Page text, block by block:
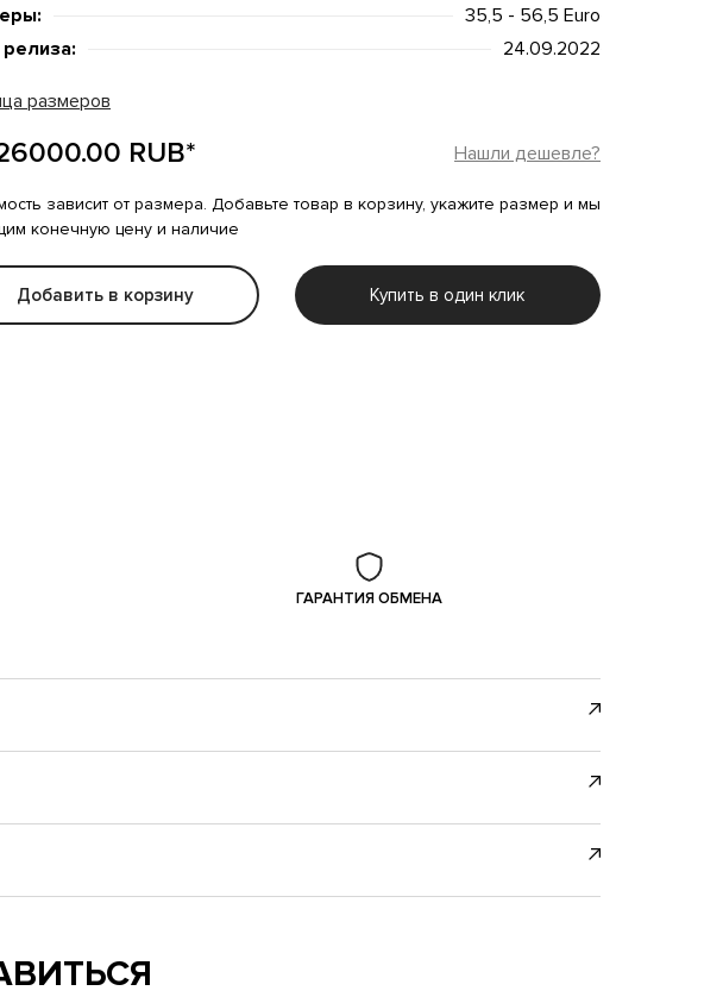
35,5 - 56,5 Euro
24.09.2022
размеров
RUB* Нашли дешевле?
зависит от размера. Добавьте товар в корзину, укажите размер и мы
конечную цену и наличие
Добавить в корзину Купить в один клик
ГАРАНТИЯ ОБМЕНА